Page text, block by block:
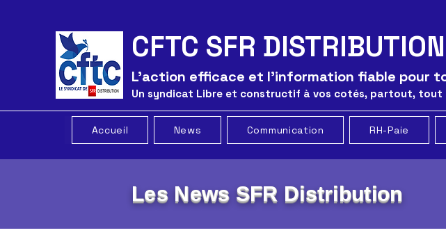
CFTC SFR DISTRIBUTION
L'action efficace et l'information fiable pour
Un syndicat Libre et constructif à vos cotés, partout, tout
Accueil News Communication RH-Paie
Les News SFR Distribution